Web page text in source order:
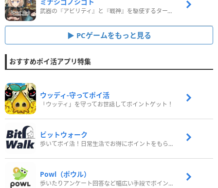
武器の『アビリティ』と『戦神』を駆使するターン制コマンドバトルRPG！
PCゲームをもっと見る
おすすめポイ活アプリ特集
ウッディ‐守ってポイ活
「ウッディ」を守ってお世話してポイントゲット！
ビットウォーク
歩いてポイ活！日常生活でお得にポイントをもらおう
Powl（ポウル）
歩いたりアンケート回答など幅広い手段でポイントをゲット